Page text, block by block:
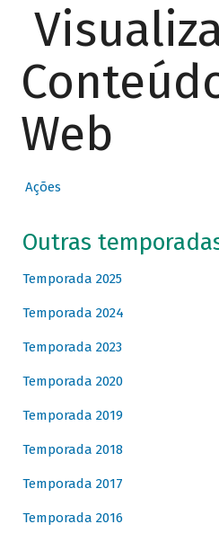
Web
Ações
Outras
Temporada 2025
Temporada 2024
Temporada 2023
Temporada 2020
Temporada 2019
Temporada 2018
Temporada 2017
Temporada 2016